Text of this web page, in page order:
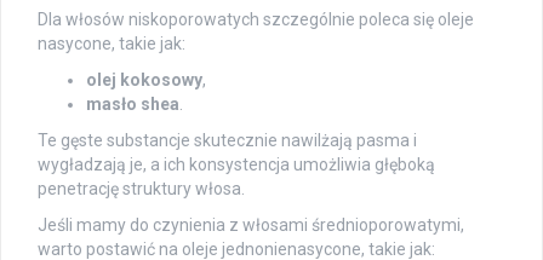
Dla włosów niskoporowatych szczególnie poleca się oleje
nasycone, takie jak:
olej kokosowy,
masło shea
Te gęste substancje skutecznie nawilżają pasma i
wygładzają je, a ich konsystencja umożliwia głęboką
penetrację struktury włosa.
Jeśli mamy do czynienia z włosami średnioporowatymi,
warto postawić na oleje jednonienasycone, takie jak: